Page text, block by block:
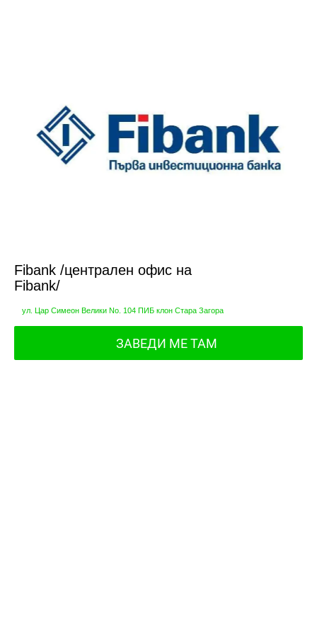
Fibank /централен офис на
Fibank/
ул. Цар Симеон Велики No. 104 ПИБ клон Стара Загора
ЗАВЕДИ МЕ ТАМ